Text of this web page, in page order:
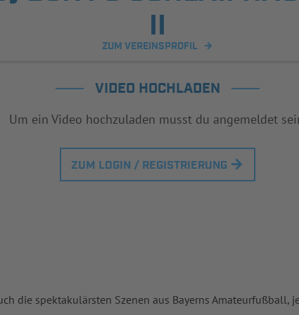
II
ZUM VEREINSPROFIL
VIDEO HOCHLADEN
Um ein Video hochzuladen musst du angemeldet
ZUM LOGIN / REGISTRIERUNG
die spektakulärsten Szenen aus Bayerns Amateurfußball,